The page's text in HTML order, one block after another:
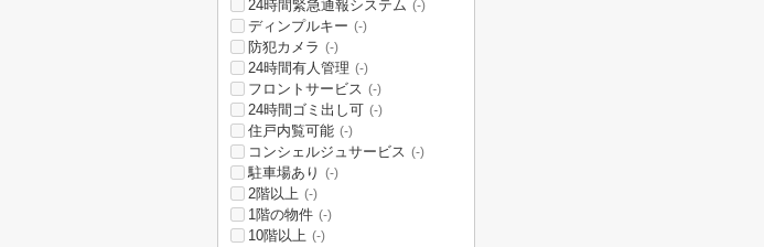
24時間緊急通報システム (-)
ディンプルキー (-)
防犯カメラ (-)
24時間有人管理 (-)
フロントサービス (-)
24時間ゴミ出し可 (-)
住戸内覧可能 (-)
コンシェルジュサービス (-)
駐車場あり (-)
2階以上 (-)
1階の物件 (-)
10階以上 (-)